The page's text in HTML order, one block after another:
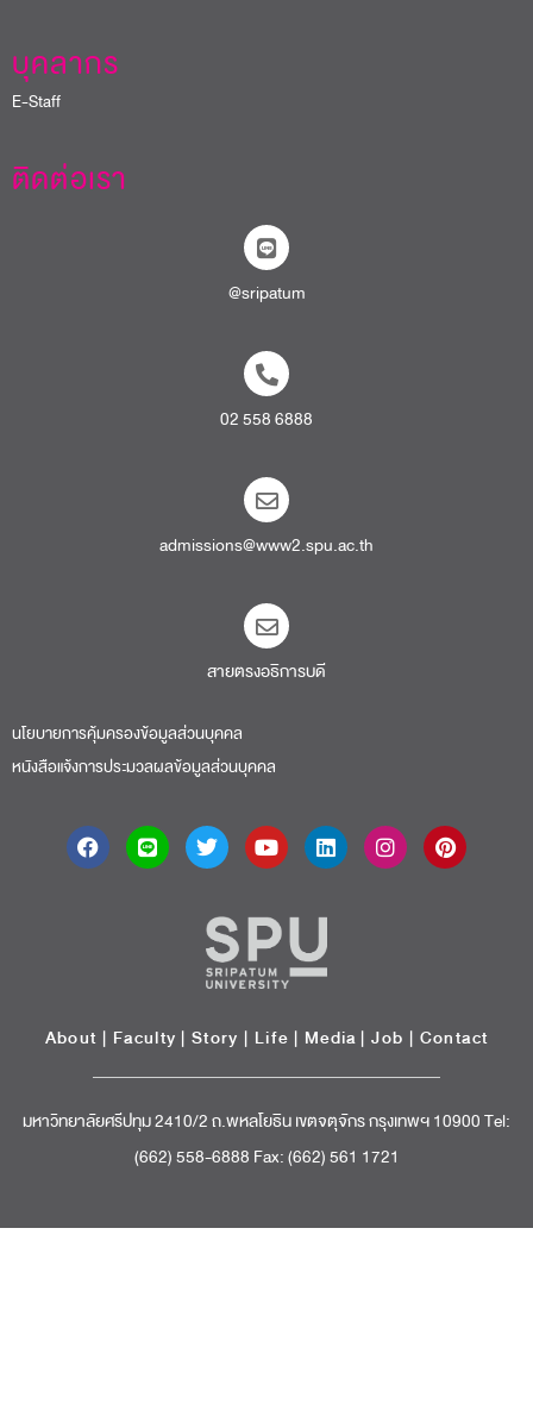
บุคลากร
E-Staff
ติดต่อเรา
@sripatum
02 558 6888
admissions@www2.spu.ac.th
สายตรงอธิการบดี​
นโยบายการคุ้มครองข้อมูลส่วนบุคคล
หนังสือแจ้งการประมวลผลข้อมูลส่วนบุคคล
About | Faculty | Story | Life | Media |Job | Contact
มหาวิทยาลัยศรีปทุม 2410/2 ถ.พหลโยธิน เขตจตุจักร กรุงเทพฯ 10900 Tel:
(662) 558-6888 Fax: (662) 561 1721